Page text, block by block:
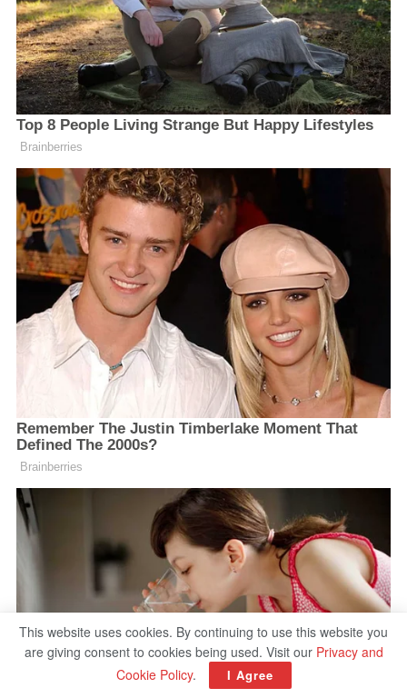
This website uses cookies. By continuing to use this website you
are giving consent to cookies being used. Visit our Privacy and
Cookie Policy. I Agree